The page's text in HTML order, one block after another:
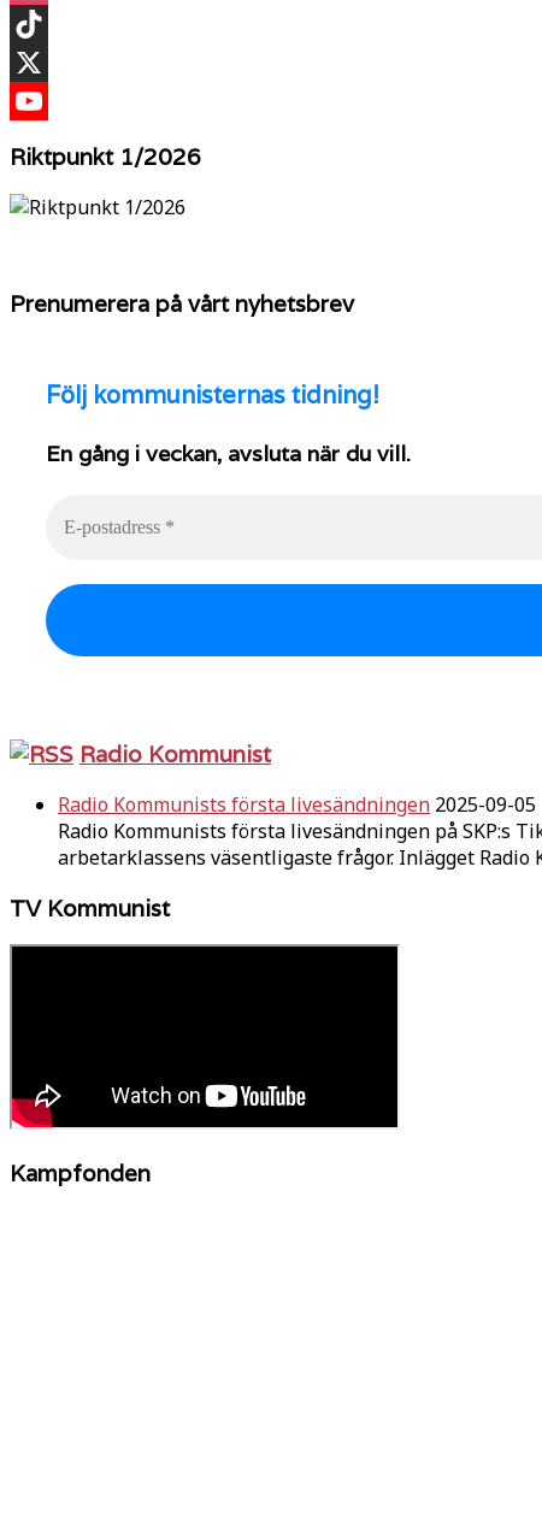
Instagram
TikTok
X
Riktpunkt 1/2026
Prenumerera på vårt nyhetsbrev
Följ kommunisternas tidning!
En gång i veckan, avsluta när du vill.
Radio Kommunist
Radio Kommunists första livesändningen 2025-09-05
Radio Kommunists första livesändningen på SKP:s
arbetarklassens väsentligaste frågor. Inlägget
TV Kommunist
Kampfonden